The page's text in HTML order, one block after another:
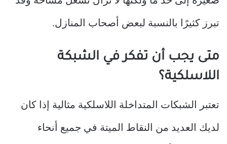
تبرز كثيرًا بالنسبة لبعض أصحاب المنازل.
متى يجب أن تفكر في الشبكة
اللاسلكية؟
تعتبر الشبكات المتداخلة اللاسلكية مثالية إذا كان
لديك العديد من النقاط الميتة في جميع أنحاء